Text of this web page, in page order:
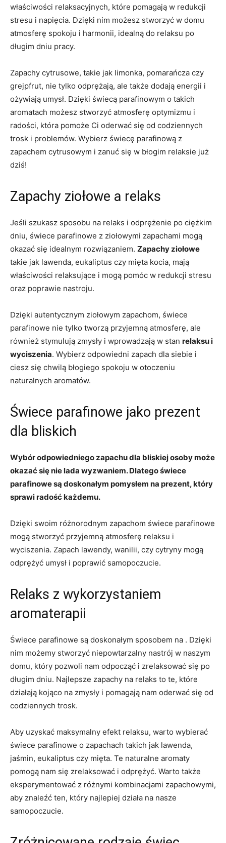
właściwości relaksacyjnych, które pomagają w redukcji
stresu i napięcia. Dzięki nim możesz stworzyć w domu
atmosferę spokoju i harmonii, idealną do relaksu po
długim dniu pracy.
Zapachy cytrusowe, takie jak‍ limonka, pomarańcza⁢ czy
grejpfrut, ⁤nie tylko odprężają,‌ ale‌ także dodają energii i
ożywiają umysł. Dzięki świecą parafinowym o takich
aromatach możesz stworzyć atmosferę optymizmu i
radości, która pomoże Ci oderwać‍ się od codziennych
trosk i problemów. Wybierz świecę parafinową z
zapachem cytrusowym i zanuć się w błogim relaksie już
dziś!
Zapachy ziołowe a relaks
Jeśli szukasz sposobu na relaks i odprężenie po ciężkim
dniu, świece parafinowe z ziołowymi zapachami mogą
okazać się⁣ idealnym rozwiązaniem. Zapachy ziołowe
takie jak lawenda, eukaliptus czy mięta kocia, mają
właściwości⁣ relaksujące i ​mogą pomóc w ‌redukcji stresu
oraz poprawie nastroju.
Dzięki autentycznym ziołowym ⁣zapachom, świece
parafinowe nie tylko tworzą przyjemną ⁤atmosferę, ale
również stymulują zmysły i wprowadzają w stan relaksu i
wyciszenia. Wybierz odpowiedni zapach dla siebie i
ciesz się chwilą błogiego spokoju w otoczeniu
naturalnych aromatów.
Świece parafinowe jako prezent
dla bliskich
Wybór odpowiedniego zapachu dla bliskiej osoby może
okazać się nie lada wyzwaniem. Dlatego świece
parafinowe są doskonałym pomysłem na prezent, który
sprawi radość każdemu.
Dzięki swoim różnorodnym zapachom świece parafinowe
mogą stworzyć‌ przyjemną⁤ atmosferę relaksu i
⁤wyciszenia. Zapach lawendy, wanilii, czy cytryny mogą
odprężyć umysł i poprawić samopoczucie.
Relaks⁣ z wykorzystaniem
aromaterapii
Świece parafinowe są doskonałym sposobem na . Dzięki‍
nim możemy stworzyć niepowtarzalny nastrój w naszym
domu, który pozwoli nam ​odpocząć i zrelaksować się po
długim dniu. Najlepsze zapachy na relaks to te, które
działają kojąco na zmysły i pomagają nam oderwać‌ się od
⁤codziennych trosk.
Aby uzyskać maksymalny efekt ‌relaksu, ​warto wybierać
świece parafinowe o ​zapachach takich jak lawenda,
jaśmin, ‌eukaliptus czy mięta. Te naturalne aromaty
pomogą nam się zrelaksować i odprężyć. Warto także
eksperymentować z różnymi kombinacjami zapachowymi,
aby znaleźć ten,‌ który najlepiej działa na nasze
samopoczucie.